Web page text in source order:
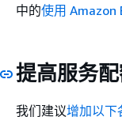
中的使用 Amazon
提高服务
我们建议增加以下